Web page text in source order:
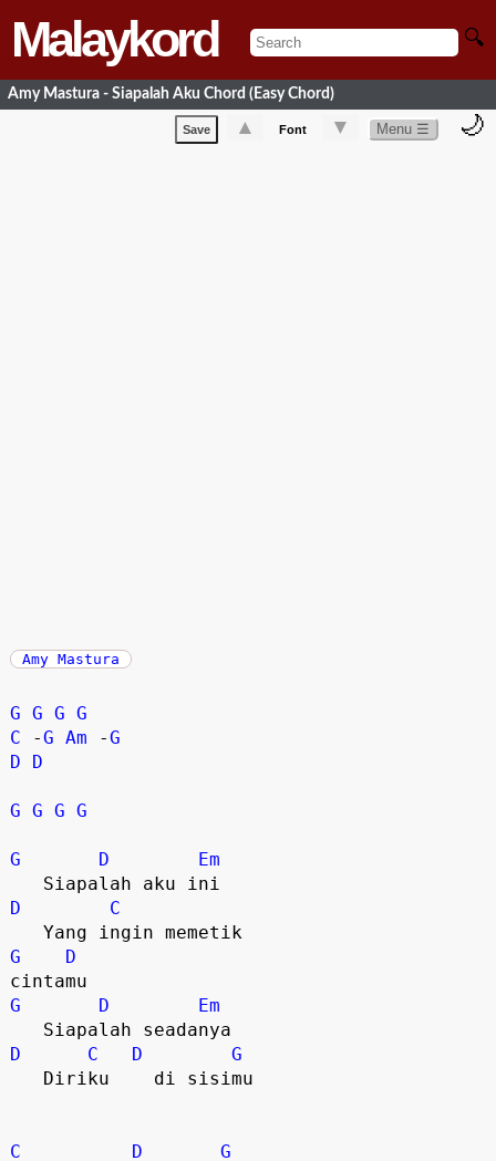
Malaykord 🔍
Amy Mastura - Siapalah Aku Chord (Easy Chord)
Save ▲ Font ▼ Menu ☰ 🌙
Amy Mastura
G G G G
C -G Am -G
D
D
G G G G
G D
Em
D
C
G
D
G
D
Em
D
C D
G
C D
G